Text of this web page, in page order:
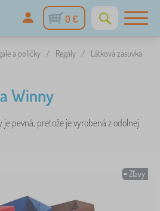
0 €
a poličky / Regály /
Látková zásuvka
Winny
pevná, pretože je vyrobená z odolnej
Zľavy